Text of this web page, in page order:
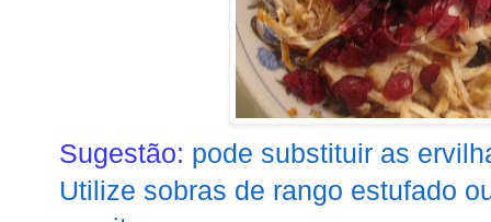
Sugestão: pode substituir as
Utilize sobras de rango estufado